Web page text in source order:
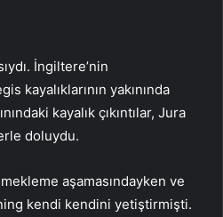
İngiltere’nin
kayalıklarının yakınında
kayalık çıkıntılar, Jura
doluydu.
aşamasındayken ve
kendi kendini yetiştirmişti.